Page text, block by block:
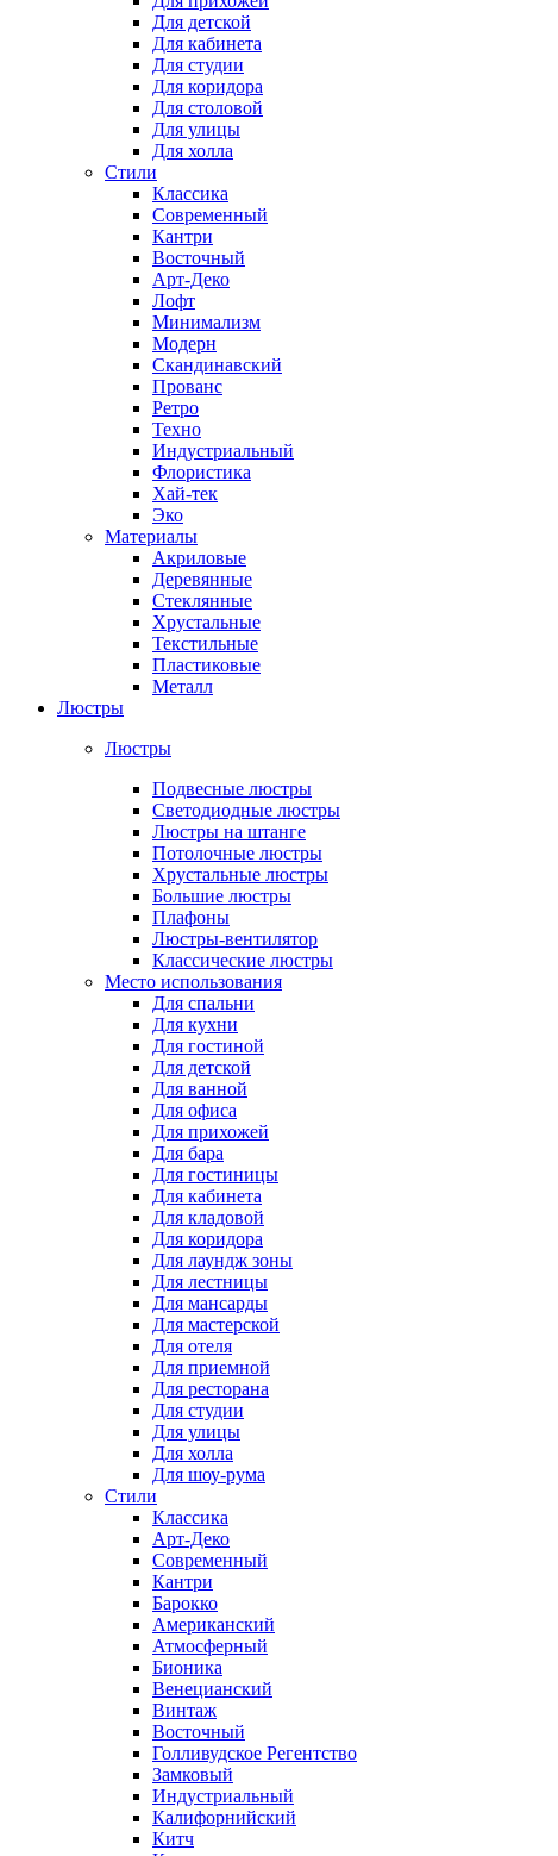
Для детской
Для кабинета
Для студии
Для коридора
Для столовой
Для улицы
Для холла
Стили
Классика
Современный
Кантри
Восточный
Арт-Деко
Лофт
Минимализм
Модерн
Скандинавский
Прованс
Ретро
Техно
Индустриальный
Флористика
Хай-тек
Эко
Материалы
Акриловые
Деревянные
Стеклянные
Хрустальные
Текстильные
Пластиковые
Металл
Люстры
Люстры
Подвесные люстры
Светодиодные люстры
Люстры на штанге
Потолочные люстры
Хрустальные люстры
Большие люстры
Плафоны
Люстры-вентилятор
Классические люстры
Место использования
Для спальни
Для кухни
Для гостиной
Для детской
Для ванной
Для офиса
Для прихожей
Для бара
Для гостиницы
Для кабинета
Для кладовой
Для коридора
Для лаундж зоны
Для лестницы
Для мансарды
Для мастерской
Для отеля
Для приемной
Для ресторана
Для студии
Для улицы
Для холла
Для шоу-рума
Стили
Классика
Арт-Деко
Современный
Кантри
Барокко
Американский
Атмосферный
Бионика
Венецианский
Винтаж
Восточный
Голливудское Регентство
Замковый
Индустриальный
Калифорнийский
Китч